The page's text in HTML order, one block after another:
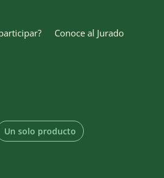
Conoce al Jurado
Un solo producto